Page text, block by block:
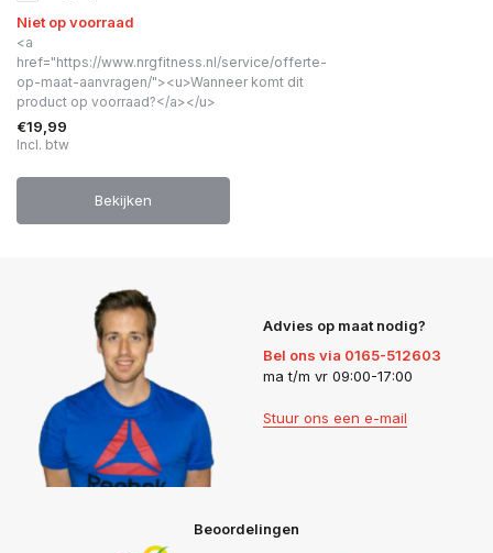
Niet op voorraad
<a
href="https://www.nrgfitness.nl/service/offerte-
op-maat-aanvragen/"><u>Wanneer komt dit
product op voorraad?</a></u>
€19,99
Incl. btw
Bekijken
Advies op maat nodig?
Bel ons via 0165-512603
ma t/m vr 09:00-17:00
Stuur ons een e-mail
Beoordelingen